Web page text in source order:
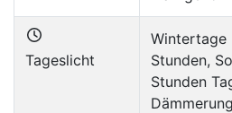
Tageslicht
Wintertage
Stunden,
Stunden